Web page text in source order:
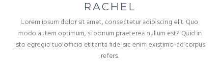
RACHEL
Lorem ipsum dolor sit amet, consectetur adipiscing elit. Quo
modo autem optimum, si bonum praeterea nullum est? Quid in
isto egregio tuo officio et tanta fide-sic enim existimo-ad corpus
refers.